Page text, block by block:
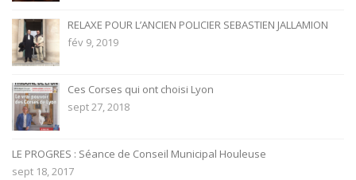
RELAXE POUR L’ANCIEN POLICIER SEBASTIEN JALLAMION
fév 9, 2019
Ces Corses qui ont choisi Lyon
sept 27, 2018
LE PROGRES : Séance de Conseil Municipal Houleuse
sept 18, 2017